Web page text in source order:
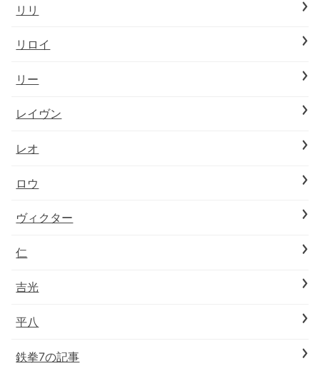
リリ
リロイ
リー
レイヴン
レオ
ロウ
ヴィクター
仁
吉光
平八
鉄拳7の記事